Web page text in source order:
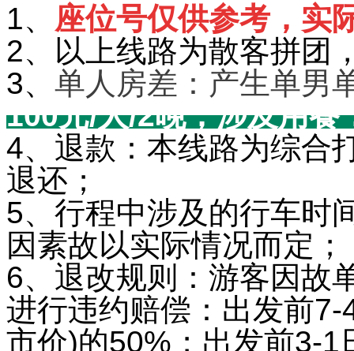
1、 座位号仅供参考，实
2、以上线路为散客拼团
3、 单人房差：产生单男
100元/人/2晚，涉及用餐
4、退款：本线路为综合
退还；
5、行程中涉及的行车时
因素故以实际情况而定
6、退改规则：游客因故
进行违约赔偿：出发前
市价)的50%；出发前3-1